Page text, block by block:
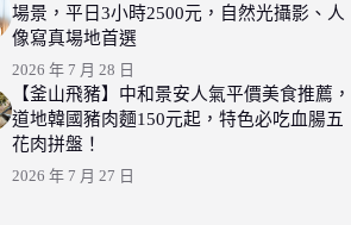
場景，平日3小時2500元，自然光攝影、人
像寫真場地首選
2026 年 7 月 28 日
【釜山飛豬】中和景安人氣平價美食推薦，
道地韓國豬肉麵150元起，特色必吃血腸五
花肉拼盤！
2026 年 7 月 27 日